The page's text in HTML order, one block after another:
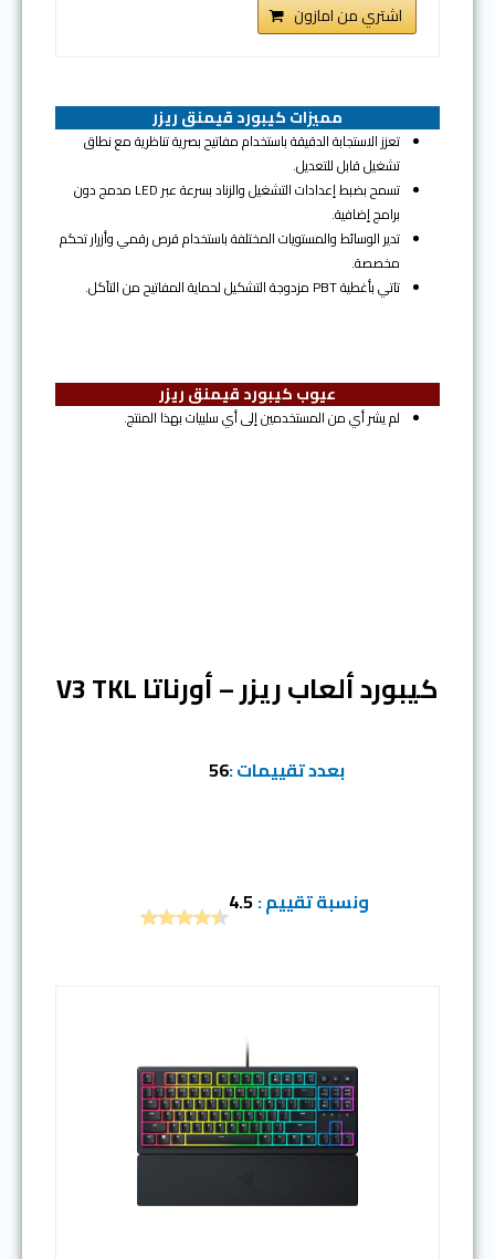
اشتري من امازون
مميزات كيبورد قيمنق ريزر
تعزز الاستجابة الدقيقة باستخدام مفاتيح بصرية تناظرية مع نطاق
تشغيل قابل للتعديل.
تسمح بضبط إعدادات التشغيل والزناد بسرعة عبر LED مدمج دون
برامج إضافية.
تدير الوسائط والمستويات المختلفة باستخدام قرص رقمي وأزرار تحكم
مخصصة.
تاتي بأغطية PBT مزدوجة التشكيل لحماية المفاتيح من التآكل.
عيوب كيبورد قيمنق ريزر
لم يشر أي من المستخدمين إلى أي سلبيات بهذا المنتج.
كيبورد ألعاب ريزر – أورناتا V3 TKL
بعدد تقييمات :56
ونسبة تقييم :4.5